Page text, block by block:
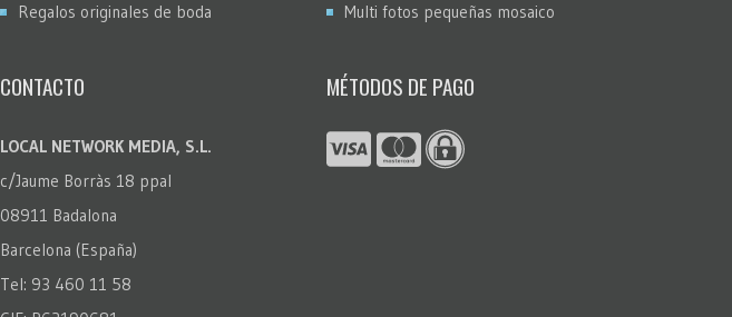
Regalos originales de boda
Multi fotos pequeñas mosaico
CONTACTO
LOCAL NETWORK MEDIA, S.L.
c/Jaume Borràs 18 ppal
08911 Badalona
Barcelona (España)
Tel: 93 460 11 58
MÉTODOS DE PAGO